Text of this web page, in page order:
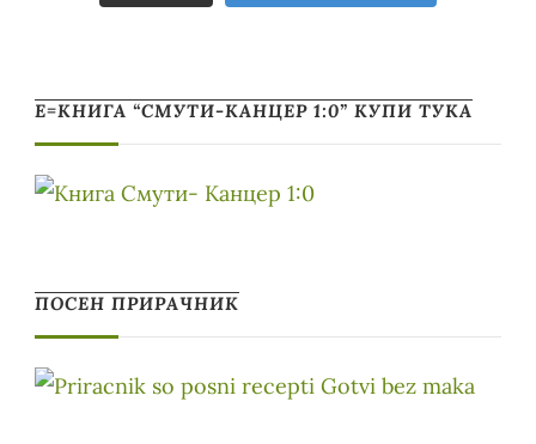
Е=КНИГА “СМУТИ-КАНЦЕР 1:0” КУПИ ТУКА
ПОСЕН ПРИРАЧНИК